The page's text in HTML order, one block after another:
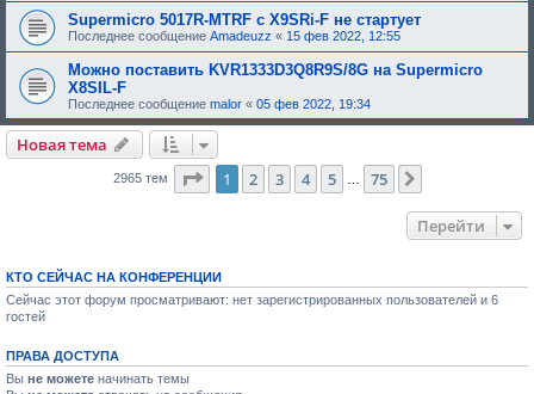
Supermicro 5017R-MTRF с X9SRi-F не стартует
Последнее сообщение Amadeuzz « 15 фев 2022, 12:55
Можно поставить KVR1333D3Q8R9S/8G на Supermicro
X8SIL-F
Последнее сообщение malor « 05 фев 2022, 19:34
Новая тема
2965 тем Страница из 75
1 2 3 4 5 75
Перейти
КТО СЕЙЧАС НА КОНФЕРЕНЦИИ
Сейчас этот форум просматривают: нет зарегистрированных пользователей и 6
гостей
ПРАВА ДОСТУПА
Вы не можете начинать темы